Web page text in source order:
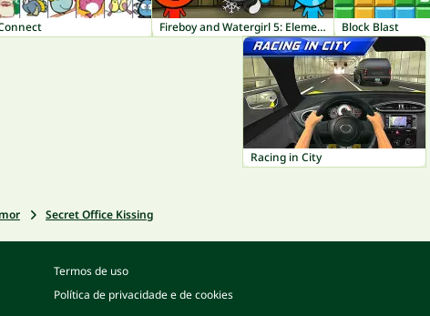
Fireboy and Watergirl 5: Elements Block Blast
Racing in City
Secret Office Kissing
Termos de uso
Política de privacidade e de cookies